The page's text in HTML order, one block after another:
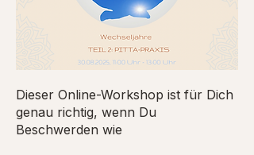
Dieser Online-Workshop ist für Dich
genau richtig, wenn Du
Beschwerden wie